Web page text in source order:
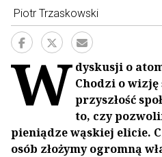
Piotr Trzaskowski
W dyskusji o
Chodzi o
przyszłość
to, czy
pieniądze wąskiej elicie.
osób złożymy ogromną